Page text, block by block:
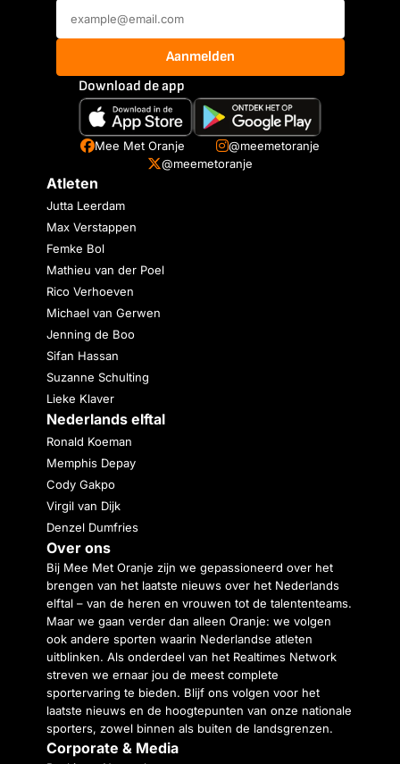
Aanmelden
Download de app
Mee Met Oranje
@meemetoranje
@meemetoranje
Atleten
Jutta Leerdam
Max Verstappen
Femke Bol
Mathieu van der Poel
Rico Verhoeven
Michael van Gerwen
Jenning de Boo
Sifan Hassan
Suzanne Schulting
Lieke Klaver
Nederlands elftal
Ronald Koeman
Memphis Depay
Cody Gakpo
Virgil van Dijk
Denzel Dumfries
Over ons
Bij Mee Met Oranje zijn we gepassioneerd over het
brengen van het laatste nieuws over het Nederlands
elftal – van de heren en vrouwen tot de talententeams.
Maar we gaan verder dan alleen Oranje: we volgen
ook andere sporten waarin Nederlandse atleten
uitblinken. Als onderdeel van het Realtimes Network
streven we ernaar jou de meest complete
sportervaring te bieden. Blijf ons volgen voor het
laatste nieuws en de hoogtepunten van onze nationale
sporters, zowel binnen als buiten de landsgrenzen.
Corporate & Media